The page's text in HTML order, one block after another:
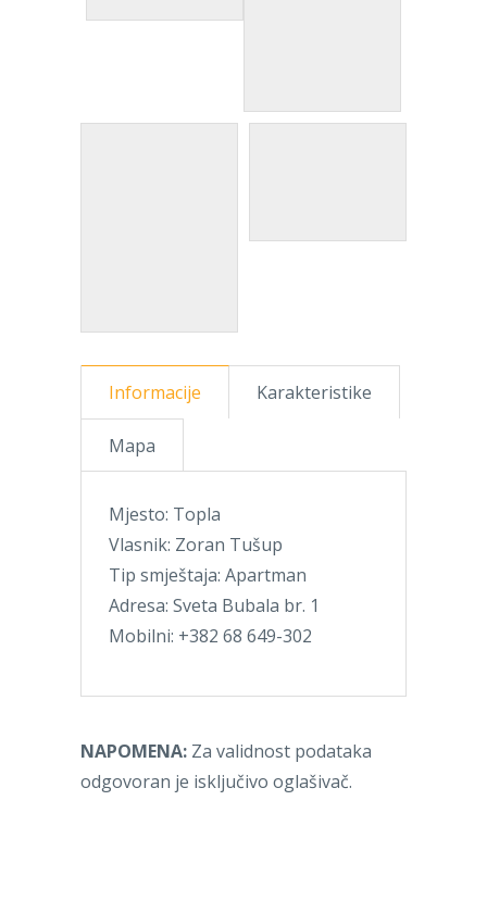
Informacije Karakteristike
Mapa
Mjesto: Topla
Vlasnik: Zoran Tušup
Tip smještaja: Apartman
Adresa: Sveta Bubala br. 1
Mobilni: +382 68 649-302
NAPOMENA: Za validnost podataka
odgovoran je isključivo oglašivač.